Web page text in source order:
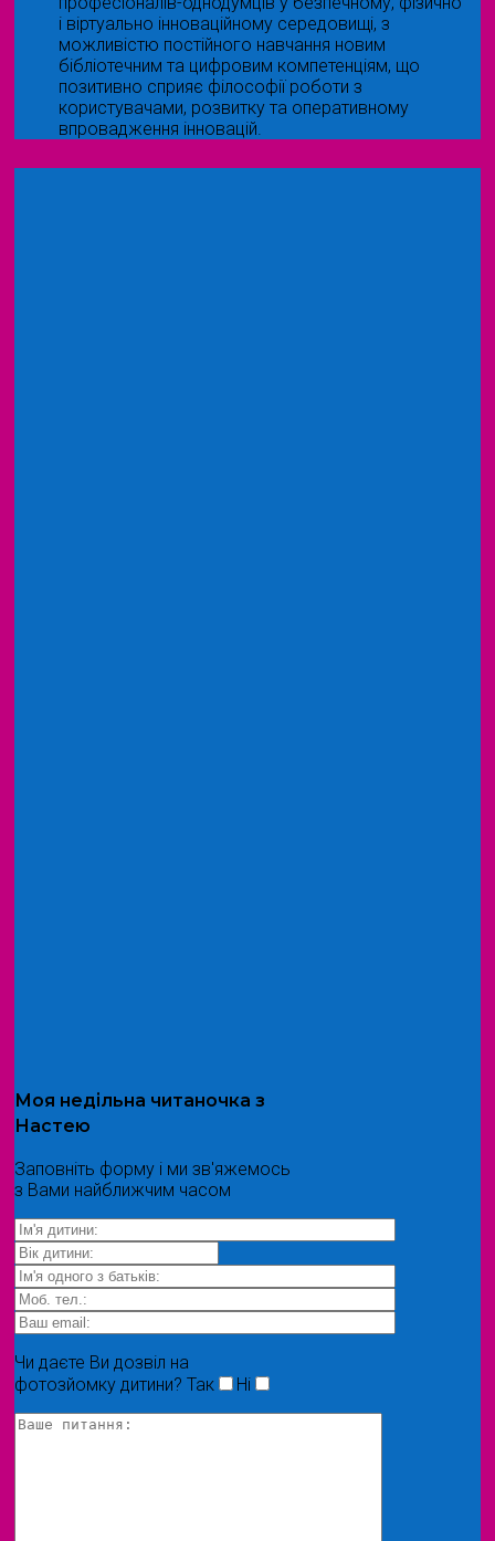
і віртуально інноваційному середовищі, з
можливістю постійного навчання новим
бібліотечним та цифровим компетенціям, що
позитивно сприяє філософії роботи з
користувачами, розвитку та оперативному
впровадження інновацій.
Моя недільна читаночка з
Настею
Заповніть форму і ми зв'яжемось
з Вами найближчим часом
Чи даєте Ви дозвіл на
фотозйомку дитини? Так Ні